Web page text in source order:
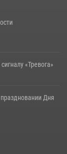
«Тревога»
Дня